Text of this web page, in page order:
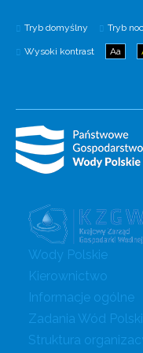
Tryb domyślny Tryb
Wysoki kontrast Aa
Wody Polskie
Kierownictwo
Informacje ogólne
Zadania Wód
Struktura